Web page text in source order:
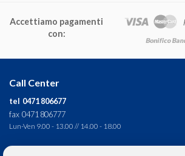
Accettiamo pagamenti
con:
Call Center
tel 0471 806677
fax 0471 806777
Lun-Ven 9.00 - 13.00 // 14.00 - 18.00